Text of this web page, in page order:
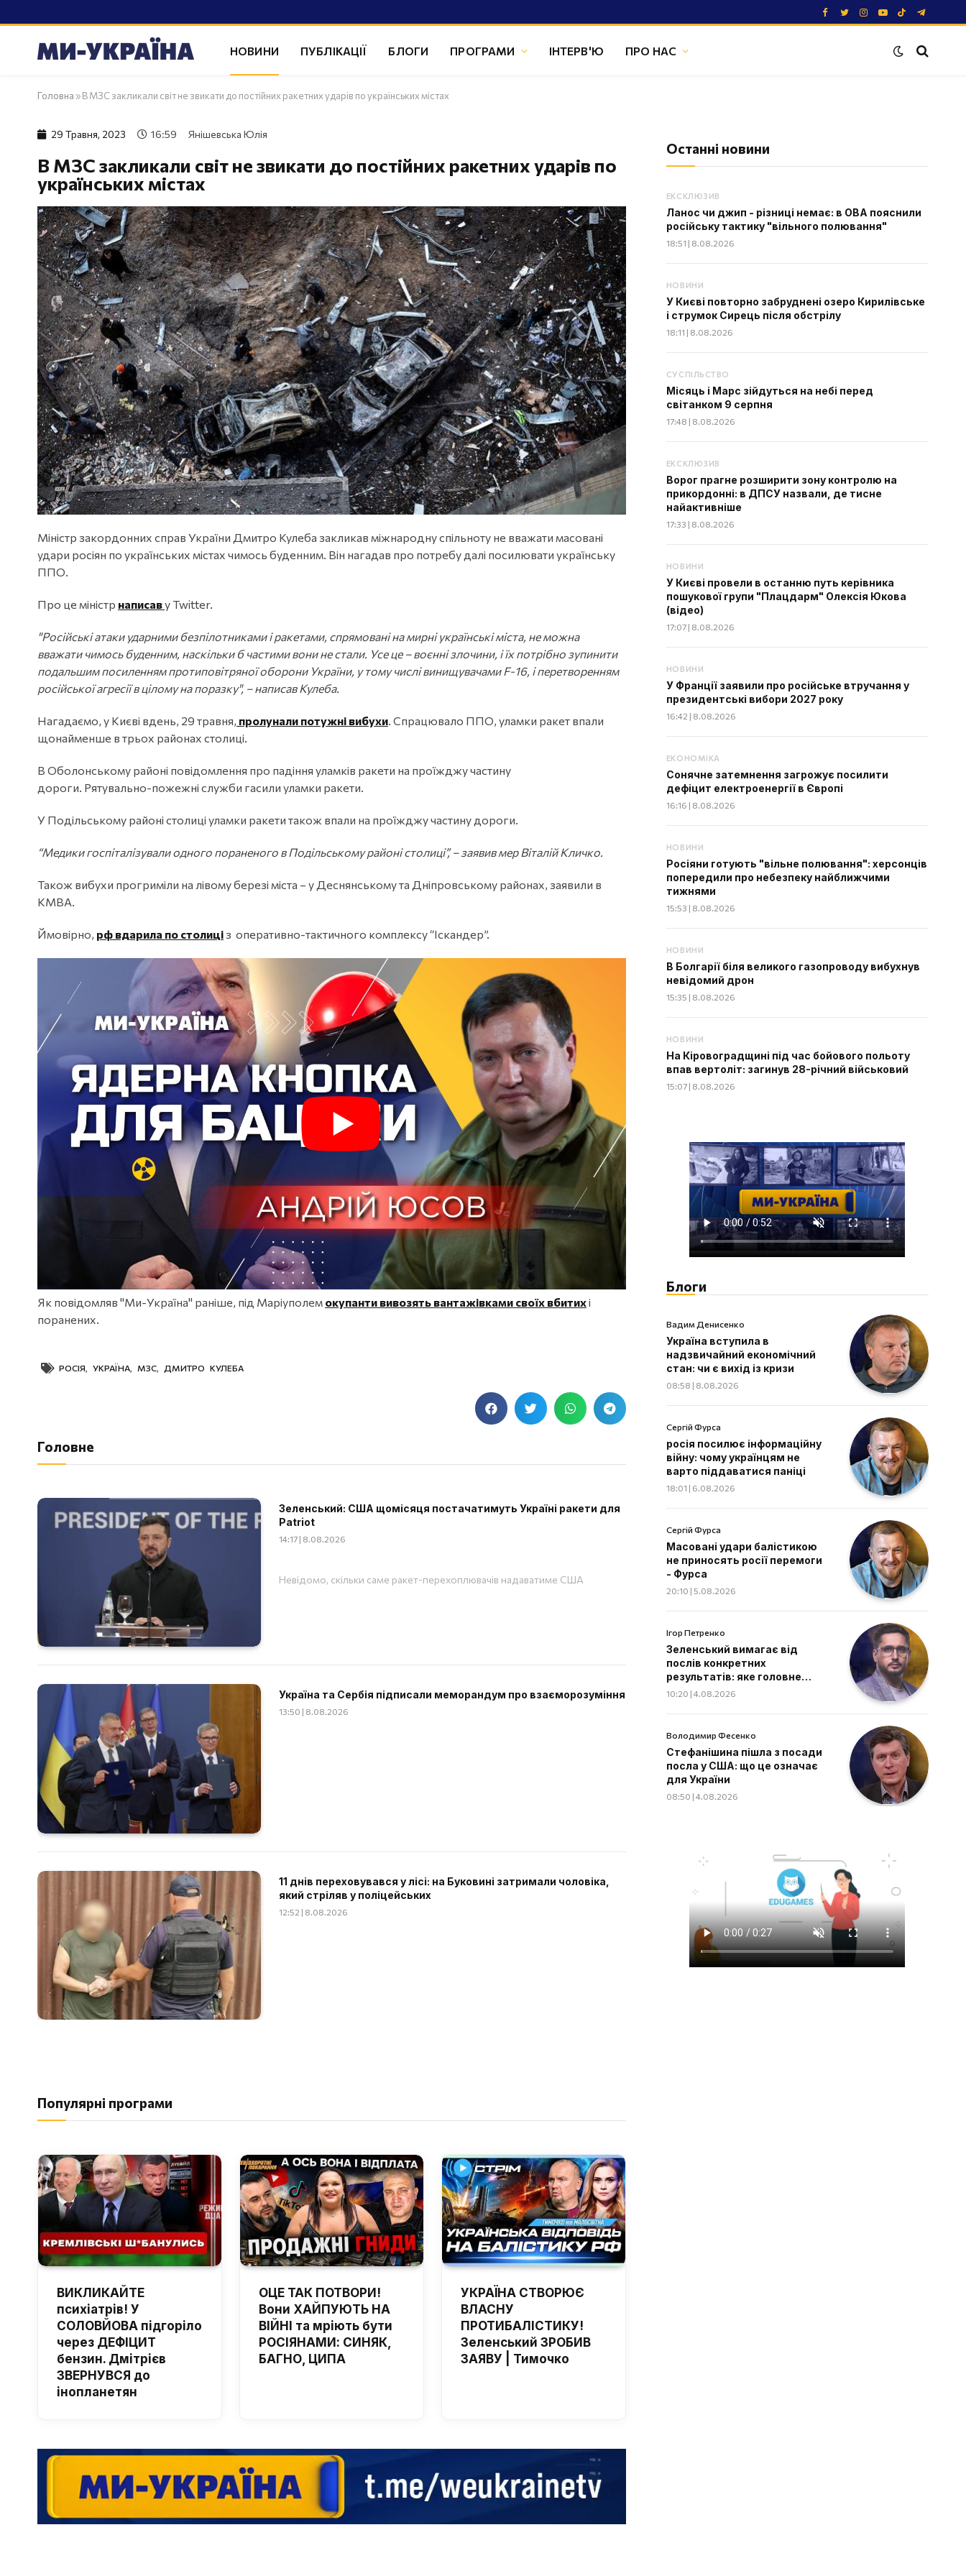
Facebook
TwitterInstagram
YouTube
TikTokTelegram
НОВИНИ ПУБЛІКАЦІЇ БЛОГИ ПРОГРАМИ ІНТЕРВ'Ю ПРО НАС
Головна »В МЗС закликали світ не звикати до постійних ракетних ударів по українських містах
29 Травня, 2023 16:59 Янішевська Юлія
В МЗС закликали світ не звикати до постійних ракетних ударів по
українських містах
Міністр закордонних справ України Дмитро Кулеба закликав міжнародну спільноту не вважати масовані
удари росіян по українських містах чимось буденним. Він нагадав про потребу далі посилювати українську
ППО.
Про це міністр написаву Twitter.
"Російські атаки ударними безпілотниками і ракетами, спрямовані на мирні українські міста, не можна
вважати чимось буденним, наскільки б частими вони не стали. Усе це – воєнні злочини, і їх потрібно зупинити
подальшим посиленням протиповітряної оборони України, у тому числі винищувачами F-16, і перетворенням
російської агресії в цілому на поразку", – написав Кулеба.
Нагадаємо, у Києві вдень, 29 травня, пролунали потужні вибухи. Спрацювало ППО, уламки ракет впали
щонайменше в трьох районах столиці.
В Оболонському районі повідомлення про падіння уламків ракети на проїжджу частину
дороги. Рятувально-пожежні служби гасили уламки ракети.
У Подільському районі столиці уламки ракети також впали на проїжджу частину дороги.
“Медики госпіталізували одного пораненого в Подільському районі столиці”, – заявив мер Віталій Кличко.
Також вибухи прогриміли на лівому березі міста – у Деснянському та Дніпровському районах, заявили в
КМВА.
Ймовірно, рф вдарила по столиці з оперативно-тактичного комплексу “Іскандер”.
Як повідомляв "Ми-Україна" раніше, під Маріуполем окупанти вивозять вантажівками своїх вбитихі
поранених.
РОСІЯ, УКРАЇНА, МЗС, ДМИТРО КУЛЕБА
Головне
Зеленський: США щомісяця постачатимуть Україні ракети для
Patriot
14:17 | 8.08.2026
Невідомо, скільки саме ракет-перехоплювачів надаватиме США
Україна та Сербія підписали меморандум про взаєморозуміння
13:50 | 8.08.2026
11 днів переховувався у лісі: на Буковині затримали чоловіка,
який стріляв у поліцейських
12:52 | 8.08.2026
Популярні програми
ВИКЛИКАЙТЕ
психіатрів! У
СОЛОВЙОВА підгоріло
через ДЕФІЦИТ
бензин. Дмітрієв
ЗВЕРНУВСЯ до
інопланетян
ОЦЕ ТАК ПОТВОРИ!
Вони ХАЙПУЮТЬ НА
ВІЙНІ та мріють бути
РОСІЯНАМИ: СИНЯК,
БАГНО, ЦИПА
УКРАЇНА СТВОРЮЄ
ВЛАСНУ
ПРОТИБАЛІСТИКУ!
Зеленський ЗРОБИВ
ЗАЯВУ | Тимочко
Останні новини
ЕКСКЛЮЗИВ
Ланос чи джип - різниці немає: в ОВА пояснили
російську тактику "вільного полювання"
18:51 | 8.08.2026
НОВИНИ
У Києві повторно забруднені озеро Кирилівське
і струмок Сирець після обстрілу
18:11 | 8.08.2026
СУСПІЛЬСТВО
Місяць і Марс зійдуться на небі перед
світанком 9 серпня
17:48 | 8.08.2026
ЕКСКЛЮЗИВ
Ворог прагне розширити зону контролю на
прикордонні: в ДПСУ назвали, де тисне
найактивніше
17:33 | 8.08.2026
НОВИНИ
У Києві провели в останню путь керівника
пошукової групи "Плацдарм" Олексія Юкова
(відео)
17:07 | 8.08.2026
НОВИНИ
У Франції заявили про російське втручання у
президентські вибори 2027 року
16:42 | 8.08.2026
ЕКОНОМІКА
Сонячне затемнення загрожує посилити
дефіцит електроенергії в Європі
16:16 | 8.08.2026
НОВИНИ
Росіяни готують "вільне полювання": херсонців
попередили про небезпеку найближчими
тижнями
15:53 | 8.08.2026
НОВИНИ
В Болгарії біля великого газопроводу вибухнув
невідомий дрон
15:35 | 8.08.2026
НОВИНИ
На Кіровоградщині під час бойового польоту
впав вертоліт: загинув 28-річний військовий
15:07 | 8.08.2026
Блоги
Вадим Денисенко
Україна вступила в
надзвичайний економічний
стан: чи є вихід із кризи
08:58 | 8.08.2026
Сергій Фурса
росія посилює інформаційну
війну: чому українцям не
варто піддаватися паніці
18:01 | 6.08.2026
Сергій Фурса
Масовані удари балістикою
не приносять росії перемоги
- Фурса
20:10 | 5.08.2026
Ігор Петренко
Зеленський вимагає від
послів конкретних
результатів: яке головне
завдання дипломатів
10:20 | 4.08.2026
Володимир Фесенко
Стефанішина пішла з посади
посла у США: що це означає
для України
08:50 | 4.08.2026